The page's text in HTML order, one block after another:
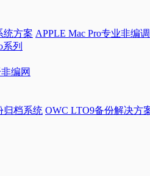
统方案 APPLE Mac Pro专业非编
系列
编网
归档系统 OWC LTO9备份解决方